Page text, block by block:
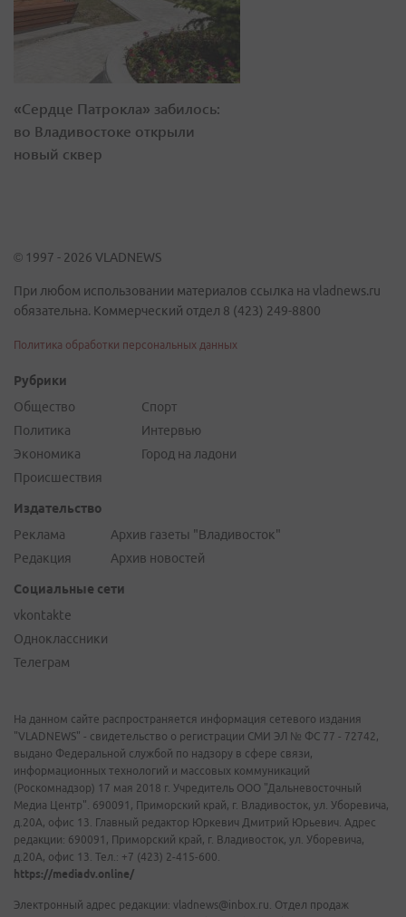
«Сердце Патрокла» забилось:
во Владивостоке открыли
новый сквер
© 1997 - 2026 VLADNEWS
При любом использовании материалов ссылка на vladnews.ru
обязательна. Коммерческий отдел 8 (423) 249-8800
Политика обработки персональных данных
Рубрики
Общество
Политика
Экономика
Происшествия
Спорт
Интервью
Город на ладони
Издательство
Реклама
Редакция
Архив газеты "Владивосток"
Архив новостей
Социальные сети
vkontakte
Одноклассники
Телеграм
На данном сайте распространяется информация сетевого издания
"VLADNEWS" - свидетельство о регистрации СМИ ЭЛ № ФС 77 - 72742,
выдано Федеральной службой по надзору в сфере связи,
информационных технологий и массовых коммуникаций
(Роскомнадзор) 17 мая 2018 г. Учредитель ООО "Дальневосточный
Медиа Центр". 690091, Приморский край, г. Владивосток, ул. Уборевича,
д.20А, офис 13. Главный редактор Юркевич Дмитрий Юрьевич. Адрес
редакции: 690091, Приморский край, г. Владивосток, ул. Уборевича,
д.20А, офис 13. Тел.: +7 (423) 2-415-600.
https://mediadv.online/
Электронный адрес редакции: vladnews@inbox.ru. Отдел продаж